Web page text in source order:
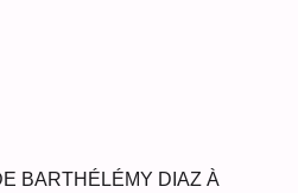
BARTHÉLÉMY DIAZ À